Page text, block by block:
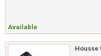
Available
Housse